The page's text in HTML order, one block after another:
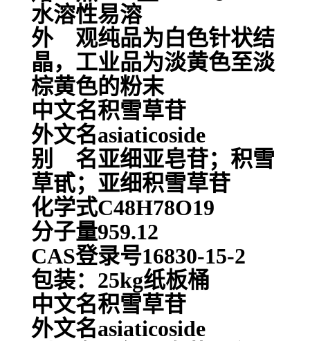
水溶性易溶
外 观纯品为白色针状结
晶，工业品为淡黄色至淡
棕黄色的粉末
中文名积雪草苷
外文名asiaticoside
别 名亚细亚皂苷；积雪
草甙；亚细积雪草苷
化学式C48H78O19
分子量959.12
CAS登录号16830-15-2
包装：25kg纸板桶
中文名积雪草苷
外文名asiaticoside